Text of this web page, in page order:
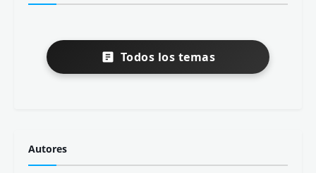
Todos los temas
Autores